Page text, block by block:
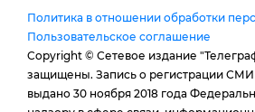
Политика в отношении обработки
Пользовательское соглашение
Copyright © Сетевое издание
защищены. Запись о регистрации
выдано 30 ноября 2018 года